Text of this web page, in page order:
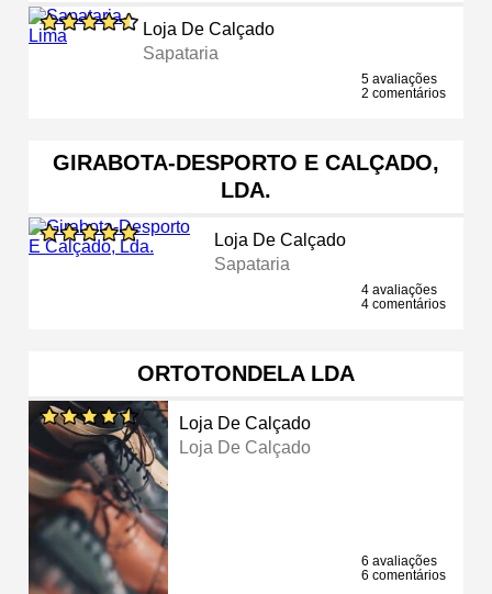
Loja De Calçado
Sapataria
5 avaliações
2 comentários
GIRABOTA-DESPORTO E CALÇADO,
LDA.
Loja De Calçado
Sapataria
4 avaliações
4 comentários
ORTOTONDELA LDA
Loja De Calçado
Loja De Calçado
6 avaliações
6 comentários